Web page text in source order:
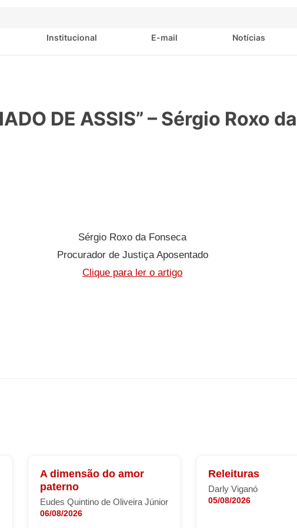
Institucional E-mail Notícias
DE ASSIS” – Sérgio Roxo
Sérgio Roxo da Fonseca
Procurador de Justiça Aposentado
Clique para ler o artigo
A dimensão do amor
paterno
Eudes Quintino de Oliveira Júnior
06/08/2026
Releituras
Darly Viganó
05/08/2026